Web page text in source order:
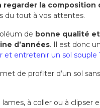
regarder la
du tout à vos attentes.
de bonne qualité
d’années. Il est donc
et entretenir un sol souple
de profiter d’un sol
lames, à coller ou à